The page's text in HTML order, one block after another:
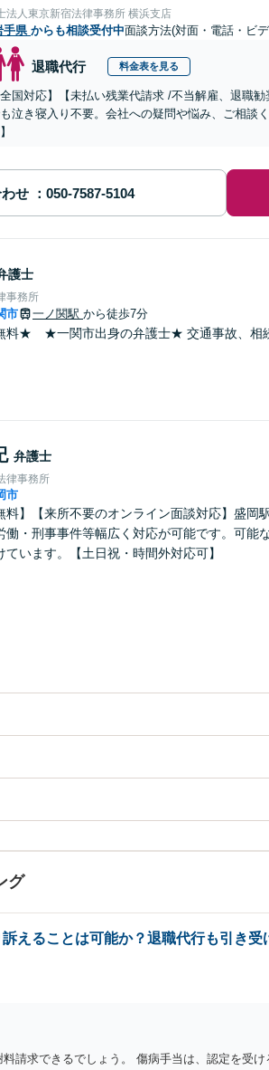
法人東京新宿法律事務所 横浜支店
手県 からも相談受付中面談方法(対面・電話・ビ
退職代行 料金表を見る
全国対応】【未払い残業代請求 /不当解雇、退職
泣き寝入り不要。会社への疑問や悩み、ご相談
せ
護士
事務所
市 一ノ関駅 から徒歩7分
料★ ★一関市出身の弁護士★ 交通事故、相
弁護士
律事務所
市
料】【来所不要のオンライン面談対応】盛
働・刑事事件等幅広く対応が可能です。可能
ています。【土日祝・時間外対応可】
グ
えることは可能か？退職代行も引き受
請求できるでしょう。 傷病手当は、認定を受